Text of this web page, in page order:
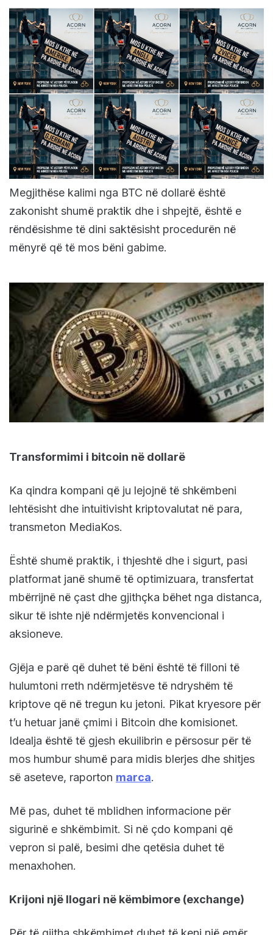
Megjithëse kalimi nga BTC në dollarë është
zakonisht shumë praktik dhe i shpejtë, është e
rëndësishme të dini saktësisht procedurën në
mënyrë që të mos bëni gabime.
Transformimi i bitcoin në dollarë
Ka qindra kompani që ju lejojnë të shkëmbeni
lehtësisht dhe intuitivisht kriptovalutat në para,
transmeton MediaKos.
Është shumë praktik, i thjeshtë dhe i sigurt, pasi
platformat janë shumë të optimizuara, transfertat
mbërrijnë në çast dhe gjithçka bëhet nga distanca,
sikur të ishte një ndërmjetës konvencional i
aksioneve.
Gjëja e parë që duhet të bëni është të filloni të
hulumtoni rreth ndërmjetësve të ndryshëm të
kriptove që në tregun ku jetoni. Pikat kryesore për
t’u hetuar janë çmimi i Bitcoin dhe komisionet.
Idealja është të gjesh ekuilibrin e përsosur për të
mos humbur shumë para midis blerjes dhe shitjes
së aseteve, raporton marca.
Më pas, duhet të mblidhen informacione për
sigurinë e shkëmbimit. Si në çdo kompani që
vepron si palë, besimi dhe qetësia duhet të
menaxhohen.
Krijoni një llogari në këmbimore (exchange)